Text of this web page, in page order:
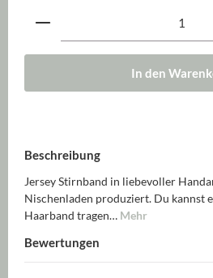
Produkt Anzahl: Gib den
In den
Beschreibung
Jersey Stirnband in liebevoller
Nischenladen produziert. Du kannst
Haarband tragen… Mehr
Bewertungen